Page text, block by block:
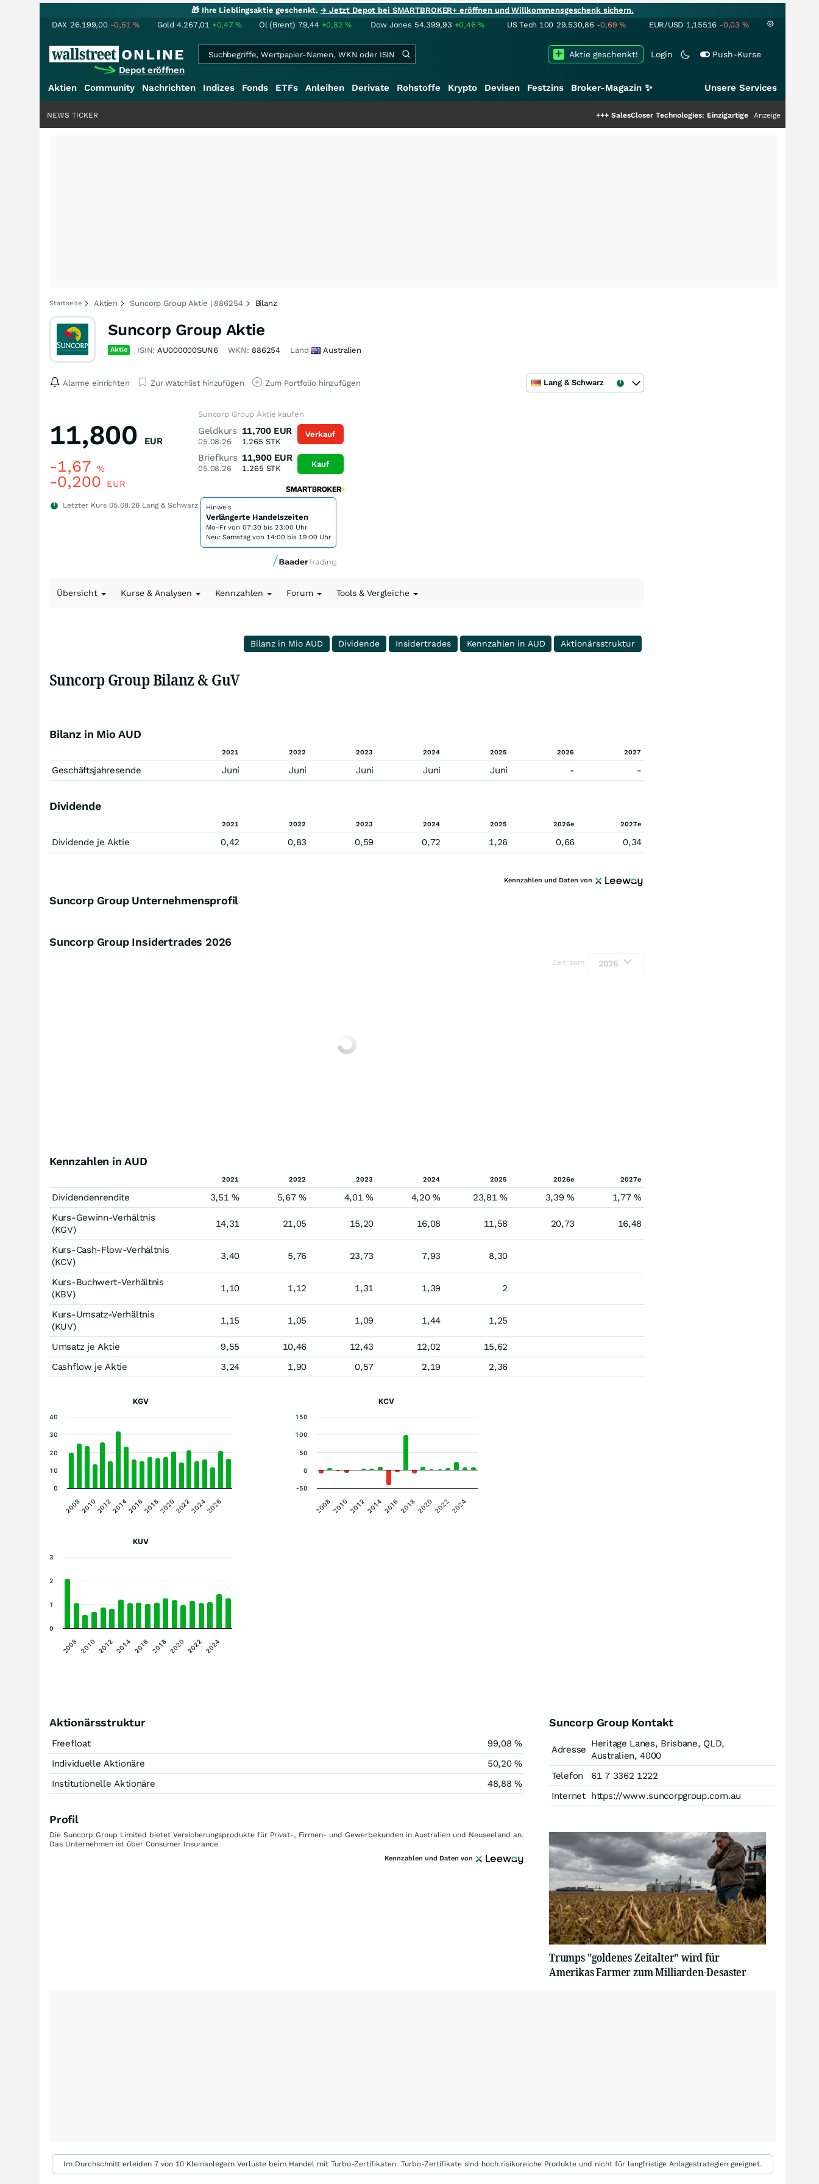
🎁 Ihre Lieblingsaktie geschenkt.→ Jetzt Depot bei SMARTBROKER+ eröffnen und Willkommensgeschenk sichern.
DAX 26.199,00 -0,51% Gold 4.267,01 +0,47% Öl (Brent) 79,44 +0,82% Dow Jones 54.399,93 +0,46% US Tech 100 29.530,86 -0,69% EUR/USD 1,15516 -0,03 %
Depot eröffnen
Login Push-Kurse
Aktie geschenkt!
Aktien Community Nachrichten Indizes Fonds ETFs Anleihen Derivate Rohstoffe Krypto Devisen Festzins Broker-Magazin ✨ Unsere Services
SalesCloser Technologies: Einzigartige Leistung zieht die Top-Dogs
Anzeige
NEWS TICKER
Startseite Aktien Suncorp Group Aktie | 886254 Bilanz
Suncorp Group Aktie
Aktie ISIN:AU000000SUN6 WKN: 886254 Land Australien
Alarme einrichten Zur Watchlist hinzufügen Zum Portfolio hinzufügen Lang & Schwarz
11,800 EUR
-1,67 %
-0,200 EUR
Letzter Kurs 05.08.26 Lang & Schwarz
Suncorp Group Aktie kaufen
Geldkurs
05.08.26
11,700 EUR
1.265 STK
Briefkurs
05.08.26
11,900 EUR
1.265 STK
Verkauf
Kauf
Hinweis
Verlängerte Handelszeiten
Mo-Fr von 07:30 bis 23:00 Uhr
Neu: Samstag von 14:00 bis 19:00 Uhr
Übersicht Kurse & Analysen Kennzahlen Forum Tools & Vergleiche
Bilanz in Mio AUD Dividende Insidertrades Kennzahlen in AUD Aktionärsstruktur
Suncorp Group Bilanz & GuV
Bilanz in Mio AUD
2021 2022 2023 2024 2025 2026 2027
Geschäftsjahresende Juni Juni Juni Juni Juni - -
Dividende
2021 2022 2023 2024 2025 2026e 2027e
Dividende je Aktie 0,42 0,83 0,59 0,72 1,26 0,66 0,34
Kennzahlen und Daten von
Suncorp Group Unternehmensprofil
Suncorp Group Insidertrades 2026
Zeitraum 2026
Kennzahlen in AUD
2021 2022 2023 2024 2025 2026e 2027e
Dividendenrendite 3,51 % 5,67 % 4,01 % 4,20 % 23,81 % 3,39 %
1,77 %
Kurs-Gewinn-Verhältnis
(KGV)
14,31 21,05 15,20 16,08 11,58 20,73 16,48
Kurs-Cash-Flow-Verhältnis
(KCV)
3,40 5,76 23,73 7,93 8,30
Kurs-Buchwert-Verhältnis
(KBV)
1,10 1,12 1,31 1,39 2
Kurs-Umsatz-Verhältnis
(KUV)
1,15 1,05 1,09 1,44 1,25
Umsatz je Aktie 9,55 10,46 12,43 12,02
15,62
Cashflow je Aktie
3,24 1,90 0,57 2,19 2,36
KGV
2008201020122014201620182020202220242026
0
10
20
30
40
KCV
20082010 20122014201620182020 20222024
-50
0
50
100
150
KUV
2008 2010 2012 2014 2016 2018 2020 2022 2024
0
1
2
3
Aktionärsstruktur
Freefloat
99,08 %
Individuelle Aktionäre
50,20 %
Institutionelle Aktionäre
48,88 %
Profil
Die Suncorp Group Limited bietet Versicherungsprodukte für Privat-, Firmen- und Gewerbekunden in Australien und Neuseeland an.
Das Unternehmen ist über Consumer Insurance
Kennzahlen und Daten von
Suncorp Group Kontakt
Adresse
Heritage Lanes, Brisbane, QLD,
Australien, 4000
Telefon
61 7 3362 1222
Internet https://www.suncorpgroup.com.au
Trumps "goldenes Zeitalter" wird für
Amerikas Farmer zum Milliarden-Desaster
Im Durchschnitt erleiden 7 von 10 Kleinanlegern Verluste beim Handel mit Turbo-Zertifikaten. Turbo-Zertifikate sind hoch risikoreiche Produkte und nicht für langfristige Anlagestrategien geeignet.